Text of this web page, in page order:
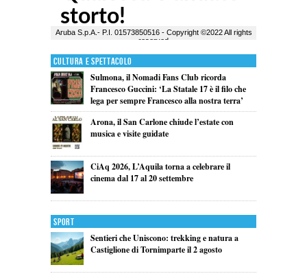
Cultura e Spettacolo
Sulmona, il Nomadi Fans Club ricorda
Francesco Guccini: ‘La Statale 17 è il filo che
lega per sempre Francesco alla nostra terra’
Arona, il San Carlone chiude l’estate con
musica e visite guidate
CiAq 2026, L’Aquila torna a celebrare il
cinema dal 17 al 20 settembre
Sport
Sentieri che Uniscono: trekking e natura a
Castiglione di Tornimparte il 2 agosto